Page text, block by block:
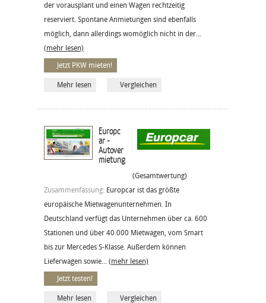
der vorausplant und einen Wagen rechtzeitig
reserviert. Spontane Anmietungen sind ebenfalls
möglich, dann allerdings womöglich nicht in der...
(mehr lesen)
Jetzt PKW mieten!
Mehr lesen Vergleichen
Europc
ar -
Autover
mietung
(Gesamtwertung)
Zusammenfassung: Europcar ist das größte
europäische Mietwagenunternehmen. In
Deutschland verfügt das Unternehmen über ca. 600
Stationen und über 40.000 Mietwagen, vom Smart
bis zur Mercedes S-Klasse. Außerdem können
Lieferwagen sowie... (mehr lesen)
Jetzt testen!
Mehr lesen Vergleichen